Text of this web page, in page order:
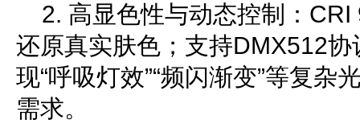
2. 高显色性与动态控制：
还原真实肤色；支持DMX512
现“呼吸灯效”“频闪渐变”等复杂
需求。